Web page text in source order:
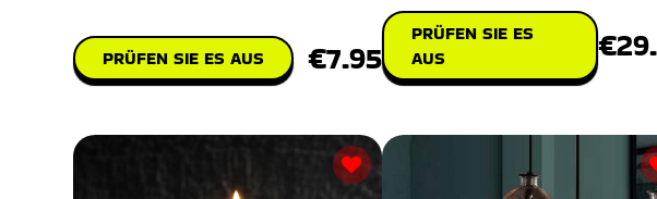
PRÜFEN SIE ES AUS €7.95
PRÜFEN SIE ES
AUS